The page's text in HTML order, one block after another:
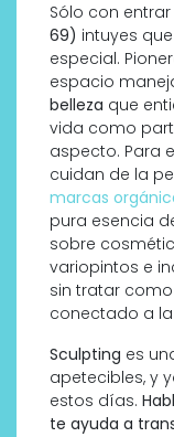
Sólo con entrar
69) intuyes
especial.
espacio
belleza que
vida como
aspecto. Para
cuidan de la
marcas
pura esencia
sobre
variopintos e
sin tratar
conectado a
Sculpting es
apetecibles, y
estos días.
te ayuda a